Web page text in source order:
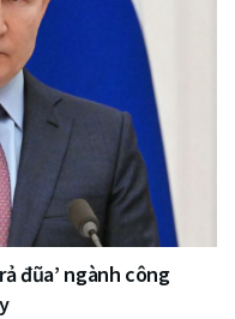
đũa’ ngành công